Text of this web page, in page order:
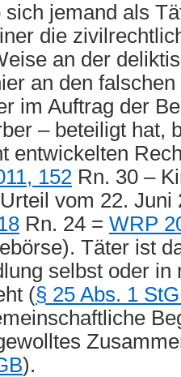
jemand als
die
an der
an den
im Auftrag der
– beteiligt hat,
entwickelten
152 Rn. 30 –
vom 22. Juni
Rn. 24 = WRP
Täter ist
selbst oder in
(§ 25 Abs. 1
).